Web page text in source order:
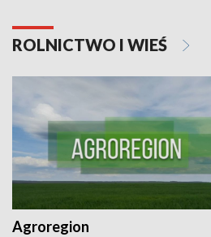
ROLNICTWO I WIEŚ
Agroregion